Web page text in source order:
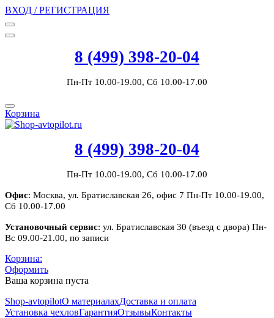
ВХОД / РЕГИСТРАЦИЯ
8 (499) 398-20-04
Пн-Пт 10.00-19.00, Сб 10.00-17.00
Корзина
8 (499) 398-20-04
Пн-Пт 10.00-19.00, Сб 10.00-17.00
Офис: Москва, ул. Братиславская 26, офис 7 Пн-Пт 10.00-19.00,
Сб 10.00-17.00
Установочный сервис: ул. Братиславская 30 (въезд с двора) Пн-
Вс 09.00-21.00, по записи
Корзина:
Оформить
Ваша корзина пуста
Shop-avtopilotО материалахДоставка и оплата
Установка чехловГарантияОтзывыКонтакты